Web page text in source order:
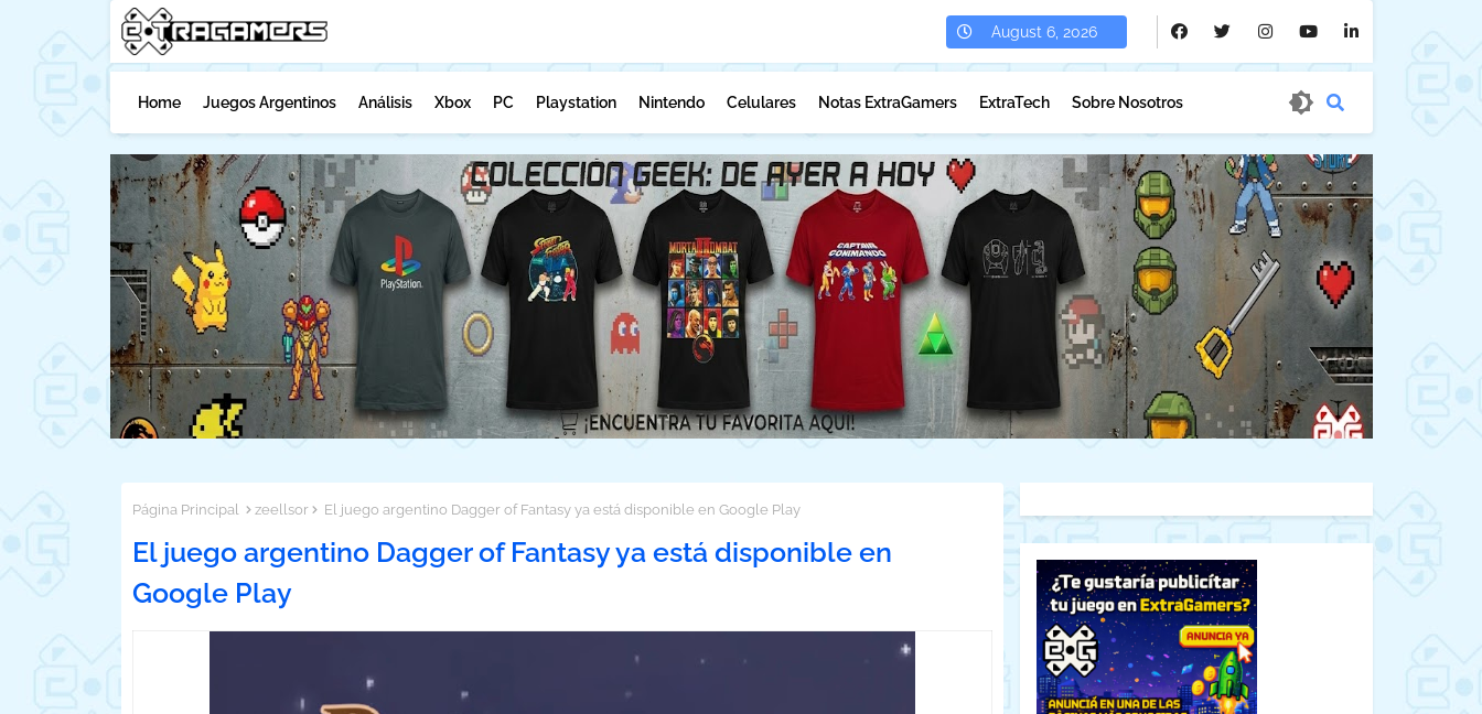
August 6, 2026
Home Juegos Argentinos Análisis Xbox PC Playstation Nintendo Celulares Notas ExtraGamers ExtraTech Sobre Nosotros
Página Principal zeellsor El juego argentino Dagger of Fantasy ya está disponible en Google Play
El juego argentino Dagger of Fantasy ya está disponible en
Google Play